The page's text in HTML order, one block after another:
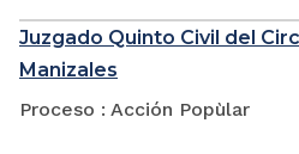
Juzgado Quinto Civil del
Manizales
Proceso : Acción Popùlar